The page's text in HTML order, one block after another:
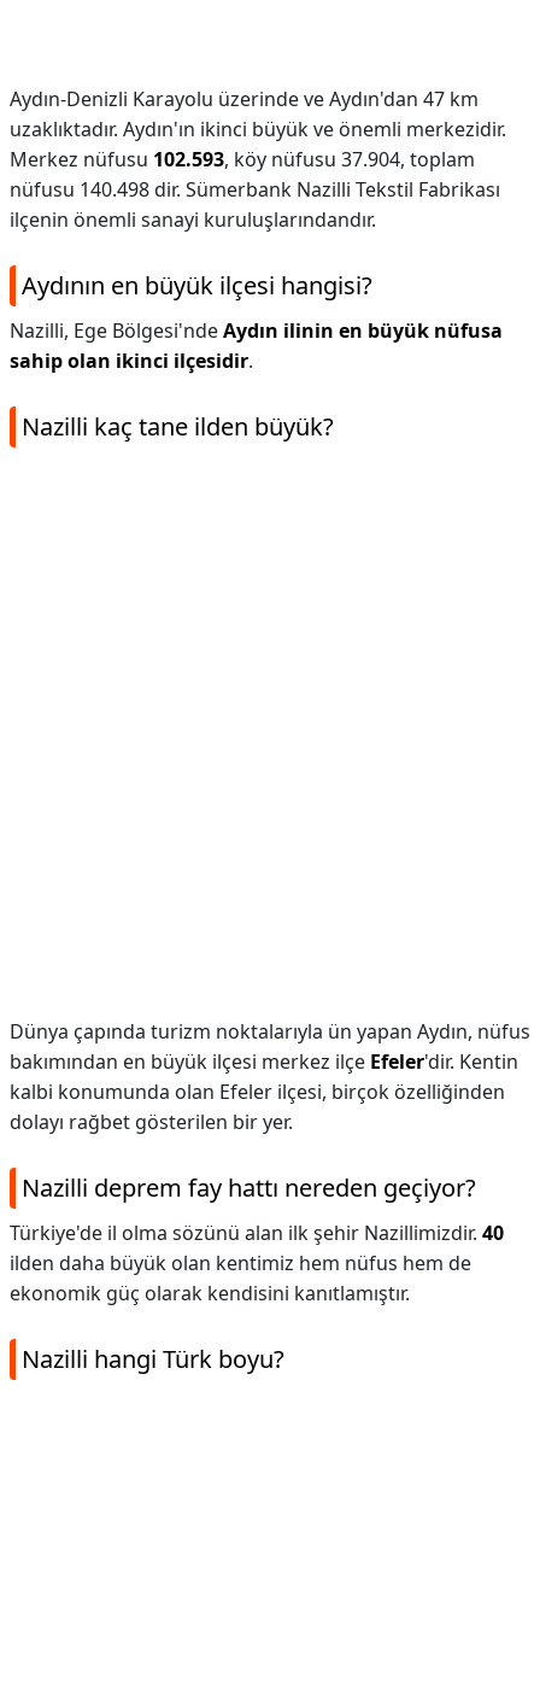
Aydın-Denizli Karayolu üzerinde ve Aydın'dan 47 km
uzaklıktadır. Aydın'ın ikinci büyük ve önemli merkezidir.
Merkez nüfusu 102.593, köy nüfusu 37.904, toplam
nüfusu 140.498 dir. Sümerbank Nazilli Tekstil Fabrikası
ilçenin önemli sanayi kuruluşlarındandır.
Aydının en büyük ilçesi hangisi?
Nazilli, Ege Bölgesi'ndeAydın ilinin en büyük nüfusa
sahip olan ikinci ilçesidir.
Nazilli kaç tane ilden büyük?
Dünya çapında turizm noktalarıyla ün yapan Aydın, nüfus
bakımından en büyük ilçesi merkez ilçe Efeler'dir. Kentin
kalbi konumunda olan Efeler ilçesi, birçok özelliğinden
dolayı rağbet gösterilen bir yer.
Nazilli deprem fay hattı nereden geçiyor?
Türkiye'de il olma sözünü alan ilk şehir Nazillimizdir. 40
ilden daha büyük olan kentimiz hem nüfus hem de
ekonomik güç olarak kendisini kanıtlamıştır.
Nazilli hangi Türk boyu?